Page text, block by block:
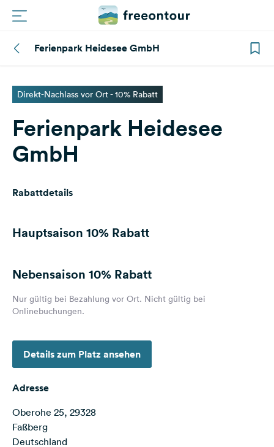
Routen
Plätze
Magazin
Partner
Registrieren
Fragen &
Sprache:
Folge
uns
auf
Media
Facebook
Ferienpark Heidesee GmbH
Direkt-Nachlass vor Ort - 10% Rabatt
Ferienpark Heidesee
GmbH
Rabattdetails
Hauptsaison 10% Rabatt
Nebensaison 10% Rabatt
Nur gültig bei Bezahlung vor Ort. Nicht gültig bei
Onlinebuchungen.
Details zum Platz ansehen
Adresse
Oberohe 25, 29328
Faßberg
Deutschland